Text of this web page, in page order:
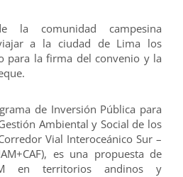
la comunidad campesina
a la ciudad de Lima los
para la firma del convenio y la
de Inversión Pública para
Ambiental y Social de los
Vial Interoceánico Sur –
es una propuesta de
en territorios andinos y